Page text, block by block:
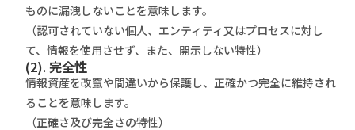
ものに漏洩しないことを意味します。
（認可されていない個人、エンティティ又はプロセスに対し
て、情報を使用させず、また、開示しない特性）
(2). 完全性
情報資産を改竄や間違いから保護し、正確かつ完全に維持され
ることを意味します。
（正確さ及び完全さの特性）